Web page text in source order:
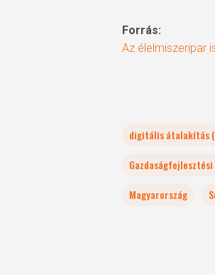
Forrás:
Az élelmiszeripar
digitális átalakítás
Magyarország